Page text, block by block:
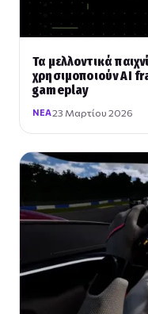
Τα μελλοντικά
χρησιμοποιούν AI
gameplay
ΝΈΑ23 Μαρτίου 2026